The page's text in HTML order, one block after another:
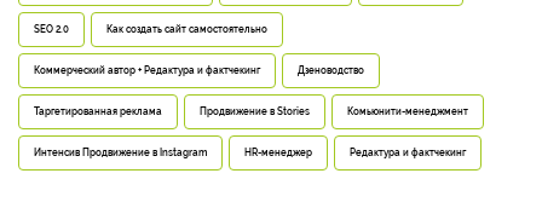
SEO 2.0 Как создать сайт самостоятельно
Коммерческий автор + Редактура и фактчекинг Дзеноводство
Таргетированная реклама Продвижение в Stories Комьюнити-менеджмент
Интенсив Продвижение в Instagram HR-менеджер Редактура и фактчекинг